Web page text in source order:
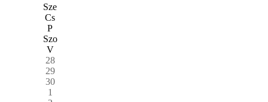
Sze
Cs
P
Szo
V
28
29
30
1